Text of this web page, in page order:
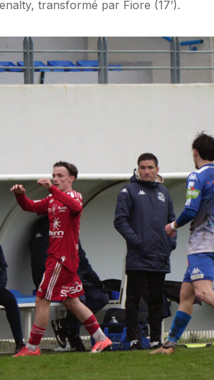
transformé par Fiore (17’).